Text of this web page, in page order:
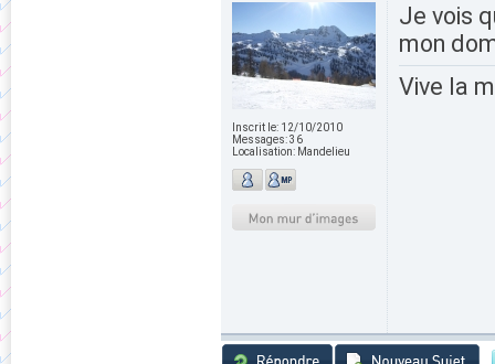
Inscrit le: 12/10/2010
Messages:36
Localisation: Mandelieu
Je vois
mon
Vive la